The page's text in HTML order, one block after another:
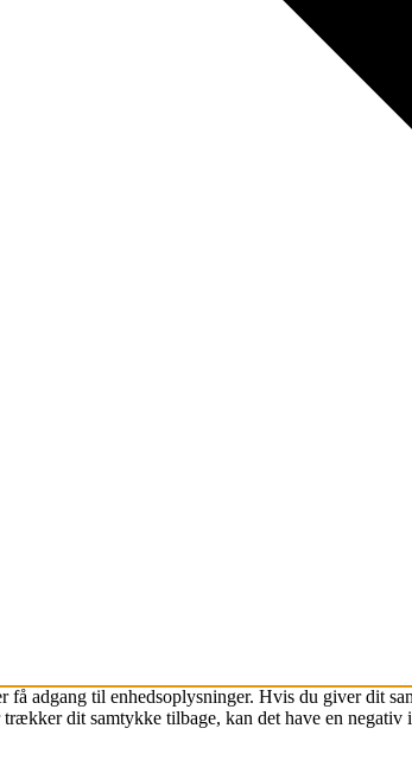
adgang til enhedsoplysninger. Hvis du giver dit
dit samtykke tilbage, kan det have en negativ